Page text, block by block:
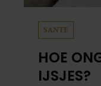
SANTE
HOE
IJSJES?